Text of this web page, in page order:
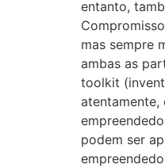
entanto,
mas sempre
ambas as
toolkit
atentamente,
podem ser